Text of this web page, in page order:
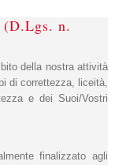
n.
della nostra attività
di correttezza, liceità,
e dei Suoi/Vostri
finalizzato agli